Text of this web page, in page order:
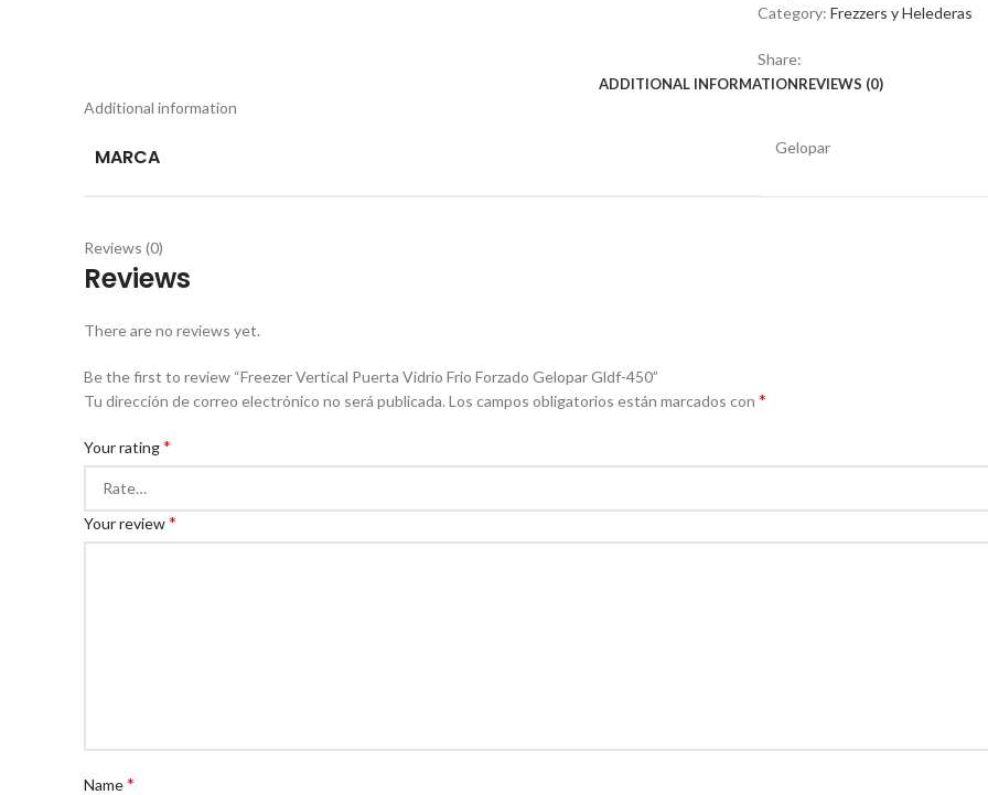
Category: Frezzers y Helederas
Share:
ADDITIONAL INFORMATIONREVIEWS (0)
Additional information
MARCA Gelopar
Reviews (0)
Reviews
There are no reviews yet.
Be the first to review “Freezer Vertical Puerta Vidrio Frio Forzado Gelopar Gldf-450”
Tu dirección de correo electrónico no será publicada. Los campos obligatorios están marcados con *
Your rating*
Your review*
Name*